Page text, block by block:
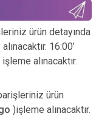
ürün detayında
16:00’
alınacaktır.
ürün
)işleme alınacaktır.